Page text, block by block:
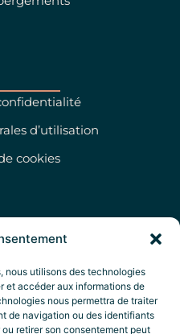
nous utilisons des technologies
et accéder aux informations de
nous permettra de traiter
de navigation ou des identifiants
retirer son consentement peut
d’utilisation
cookies
79 47 280